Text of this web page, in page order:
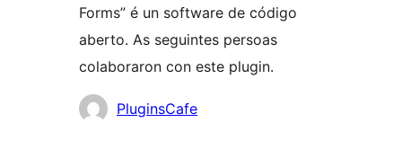
Forms” é un software de código
aberto. As seguintes persoas
colaboraron con este plugin.
Colaboradores
PluginsCafe